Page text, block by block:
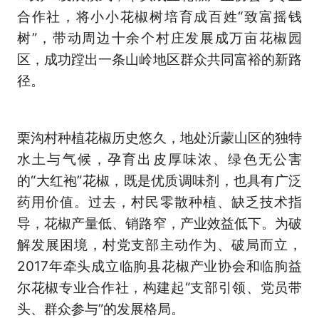
合作社，将小小花椒树培育成百姓“致富摇钱
树”，带动周边十余个村庄发展成万亩花椒园
区，成功蹚出一条山岭地区群众共同富裕的新路
径。
栗沟村种植花椒历史悠久，地处沂蒙山区的独特
水土与气候，孕育出皮厚味浓、绿色无公害
的“大红袍”花椒，既是优质调味剂，也具有广泛
药用价值。过去，村民零散种植、缺乏技术指
导，花椒产量低、销路窄，产业效益低下。为破
解发展困境，村党支部主动作为、破局而立，
2017年牵头成立临朐县花椒产业协会和临朐益
尔花椒专业合作社，构建起“支部引领、党员带
头、群众参与”的发展格局。